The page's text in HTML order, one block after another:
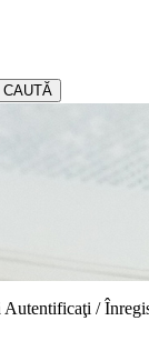
CAUTĂ
Autentificaţi /